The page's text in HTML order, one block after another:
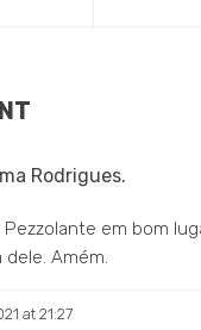
Rodrigues.
Pezzolante em bom
dele. Amém.
at 21:27